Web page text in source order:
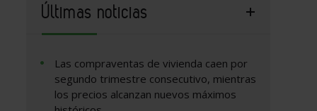
Últimas noticias
Las compraventas de vivienda caen por
segundo trimestre consecutivo, mientras
los precios alcanzan nuevos máximos